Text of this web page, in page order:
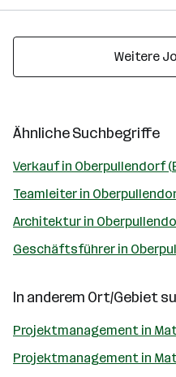
Weitere
Ähnliche Suchbegriffe
Verkauf in Oberpullendorf
Teamleiter in
Architektur in
Geschäftsführer in
In anderem Ort/Gebiet
Projektmanagement in
Projektmanagement in